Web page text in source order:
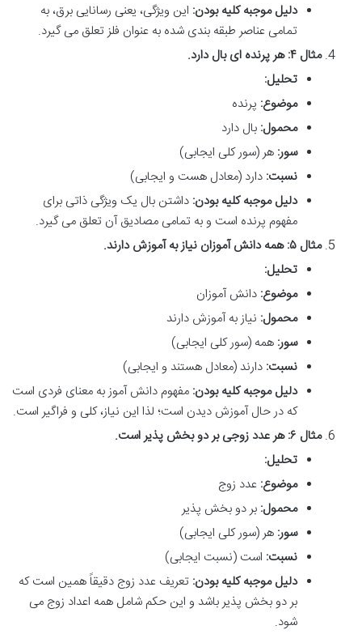
دلیل موجبه کلیه بودن: این ویژگی، یعنی رسانایی برق، به
تمامی عناصر طبقه بندی شده به عنوان فلز تعلق می گیرد.
مثال ۴: هر پرنده ای بال دارد.
تحلیل:
موضوع: پرنده
محمول: بال دارد
سور: هر (سور کلی ایجابی)
نسبت: دارد (معادل هست و ایجابی)
دلیل موجبه کلیه بودن: داشتن بال یک ویژگی ذاتی برای
مفهوم پرنده است و به تمامی مصادیق آن تعلق می گیرد.
مثال ۵: همه دانش آموزان نیاز به آموزش دارند.
تحلیل:
موضوع: دانش آموزان
محمول: نیاز به آموزش دارند
سور: همه (سور کلی ایجابی)
نسبت: دارند (معادل هستند و ایجابی)
دلیل موجبه کلیه بودن: مفهوم دانش آموز به معنای فردی است
که در حال آموزش دیدن است؛ لذا این نیاز، کلی و فراگیر است.
مثال ۶: هر عدد زوجی بر دو بخش پذیر است.
تحلیل:
موضوع: عدد زوج
محمول: بر دو بخش پذیر
سور: هر (سور کلی ایجابی)
نسبت: است (نسبت ایجابی)
دلیل موجبه کلیه بودن: تعریف عدد زوج دقیقاً همین است که
بر دو بخش پذیر باشد و این حکم شامل همه اعداد زوج می
شود.